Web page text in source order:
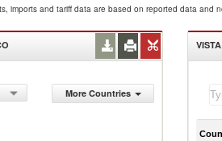
imports and tariff data are based on reported data and
More Countries